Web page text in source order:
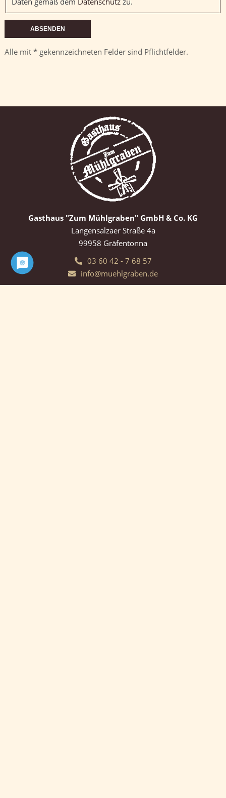
ABSENDEN
Alle mit * gekennzeichneten Felder sind Pflichtfelder.
Gasthaus "Zum Mühlgraben" GmbH & Co. KG
Langensalzaer Straße 4a
99958 Gräfentonna
03 60 42 - 7 68 57
info@muehlgraben.de